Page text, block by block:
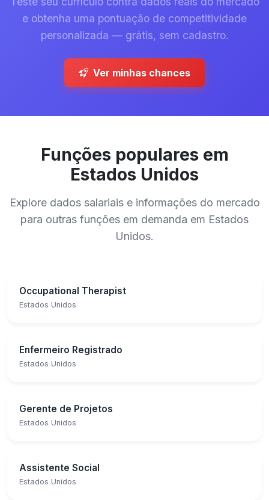
e obtenha uma pontuação de competitividade
personalizada — grátis, sem cadastro.
Ver minhas chances
Funções populares em
Estados Unidos
Explore dados salariais e informações do mercado
para outras funções em demanda em Estados
Unidos.
Occupational Therapist
Estados Unidos
Enfermeiro Registrado
Estados Unidos
Gerente de Projetos
Estados Unidos
Assistente Social
Estados Unidos